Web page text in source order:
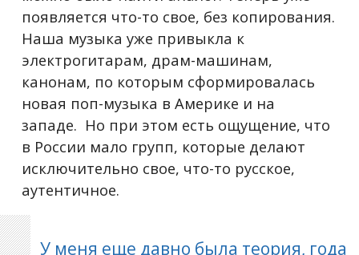
появляется что-то свое, без копирования.
Наша музыка уже привыкла к
электрогитарам, драм-машинам,
канонам, по которым сформировалась
новая поп-музыка в Америке и на
западе. Но при этом есть ощущение, что
в России мало групп, которые делают
исключительно свое, что-то русское,
аутентичное.
У меня еще давно была теория, года